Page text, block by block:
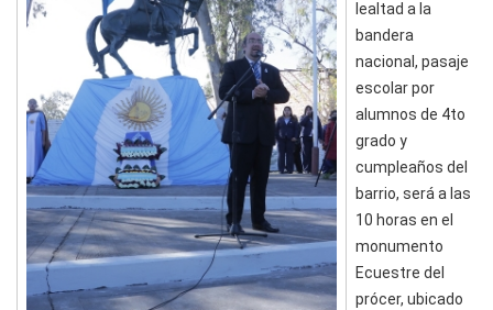
lealtad a la
bandera
nacional, pasaje
escolar por
alumnos de 4to
grado y
cumpleaños del
barrio, será a las
10 horas en el
monumento
Ecuestre del
prócer, ubicado